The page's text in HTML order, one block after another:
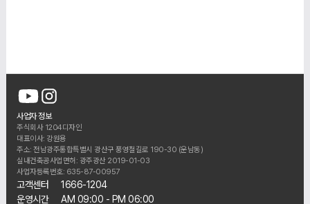
사업자 정보
주식회사 1204디자인
대표이사: 강원용
주소: 전남광주통합특별시 광산구 풍영철길로 190-30 (운남동)
실내건축공사업면허: 광주광산 2019-01-03
사업자등록번호: 635-87-00957
고객센터
1666-1204
운영시간
AM 09:00 - PM 06:00